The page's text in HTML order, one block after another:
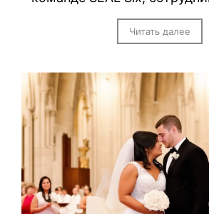
Читать далее